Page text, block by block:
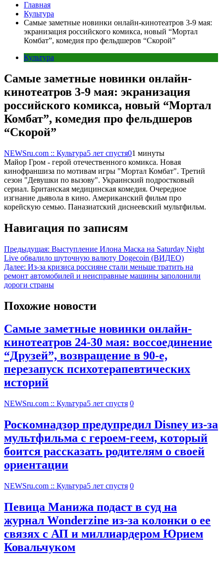
Главная
Культура
Самые заметные новинки онлайн-кинотеатров 3-9 мая:
экранизация российского комикса, новый “Мортал
Комбат”, комедия про фельдшеров “Скорой”
Культура
Самые заметные новинки онлайн-
кинотеатров 3-9 мая: экранизация
российского комикса, новый “Мортал
Комбат”, комедия про фельдшеров
“Скорой”
NEWSru.com :: Культура5 лет спустя01 минуты
Майор Гром - герой отечественного комикса. Новая
кинофраншиза по мотивам игры "Мортал Комбат". Третий
сезон "Девушки по вызову". Украинский подростковый
сериал. Британская медицинская комедия. Очередное
изгнание дьявола в кино. Американский фильм про
корейскую семью. Паназиатский диснеевский мультфильм.
Навигация по записям
Предыдущая: Выступление Илона Маска на Saturday Night
Live обвалило шуточную валюту Dogecoin (ВИДЕО)
Далее: Из-за кризиса россияне стали меньше тратить на
ремонт автомобилей и неисправные машины заполонили
дороги страны
Похожие новости
Самые заметные новинки онлайн-
кинотеатров 24-30 мая: воссоединение
“Друзей”, возвращение в 90-е,
перезапуск психотерапевтических
историй
NEWSru.com :: Культура5 лет спустя 0
Роскомнадзор предупредил Disney из-за
мультфильма c героем-геем, который
боится рассказать родителям о своей
ориентации
NEWSru.com :: Культура5 лет спустя 0
Певица Манижа подаст в суд на
журнал Wonderzine из-за колонки о ее
связях с АП и миллиардером Юрием
Ковальчуком